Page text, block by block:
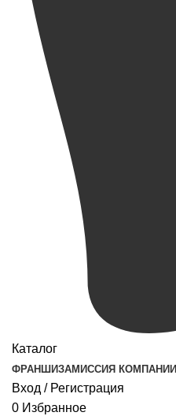
Каталог
ФРАНШИЗАМИССИЯ КОМПАНИИ
Вход / Регистрация
0 Избранное